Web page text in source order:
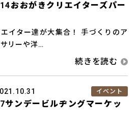
おおがきクリエイターズパー
イター達が大集合！ 手づくりのア
リーや洋…
イベント
サンデービルヂングマーケッ